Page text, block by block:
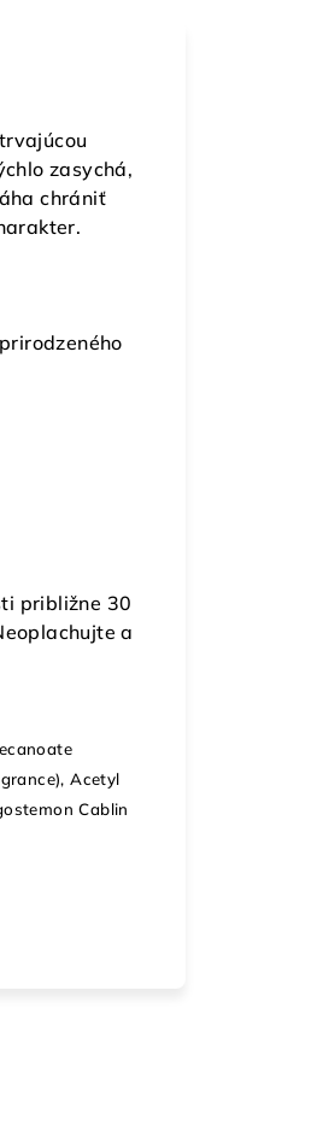
zasychá,
chrániť
približne 30
a
Acetyl
Cablin